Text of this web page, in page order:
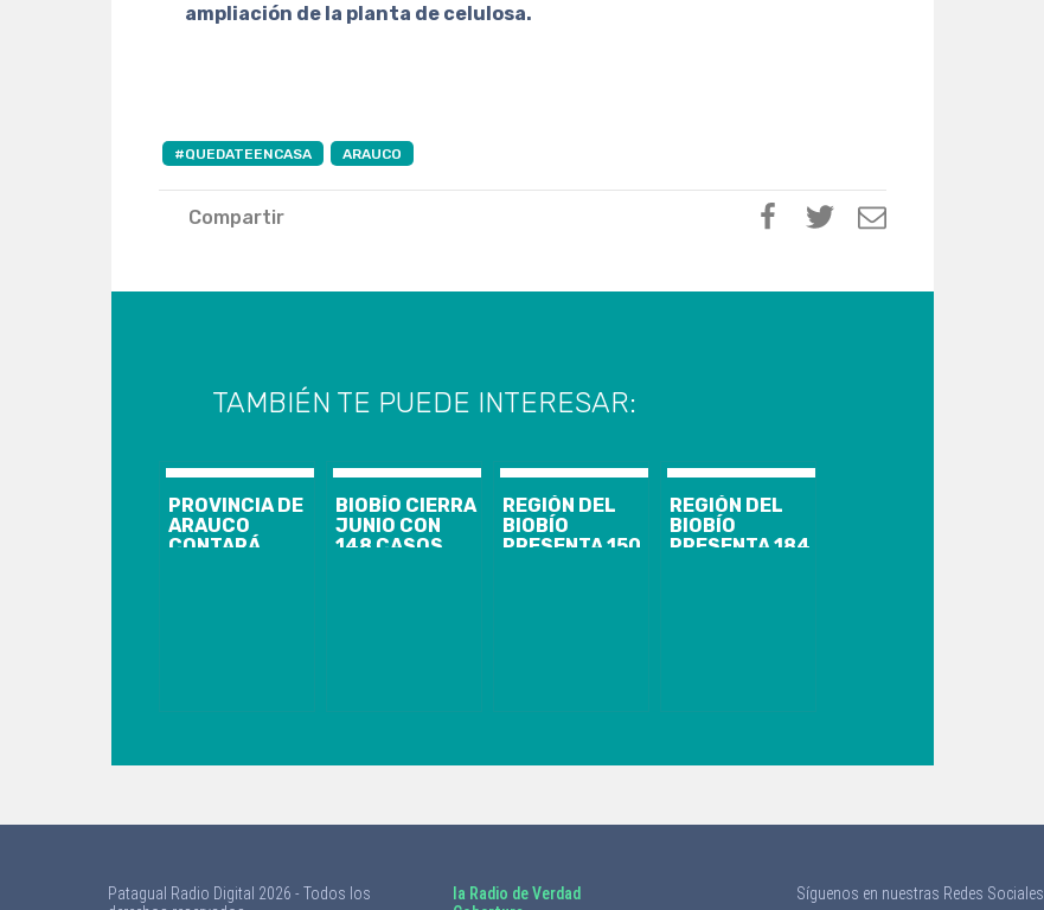
ampliación de la planta de celulosa.
#QUEDATEENCASA ARAUCO
Compartir
TAMBIÉN TE PUEDE INTERESAR:
PROVINCIA DE
ARAUCO
CONTARÁ
BIOBÍO CIERRA
JUNIO CON
148 CASOS
REGIÓN DEL
BIOBÍO
PRESENTA 150
REGIÓN DEL
BIOBÍO
PRESENTA 184
Patagual Radio Digital 2026 - Todos los
la Radio de Verdad
Síguenos en nuestras Redes Sociales